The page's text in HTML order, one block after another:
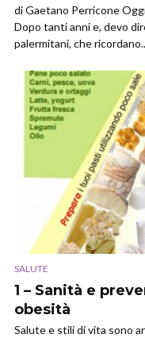
di Gaetano Perricone
Dopo tanti anni e, devo
palermitani, che
SALUTE
1 – Sanità e
obesità
Salute e stili di vita sono